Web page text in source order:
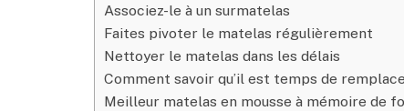
Associez-le à un surmatelas
Faites pivoter le matelas régulièrement
Nettoyer le matelas dans les délais
Comment savoir qu’il est temps de
Meilleur matelas en mousse à mémoire de